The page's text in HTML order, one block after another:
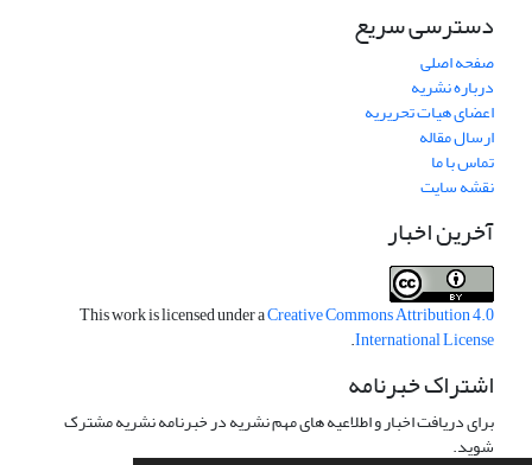
دسترسی سریع
صفحه اصلی
درباره نشریه
اعضای هیات تحریریه
ارسال مقاله
تماس با ما
نقشه سایت
آخرین اخبار
This work is licensed under aCreative Commons Attribution 4.0
International License
.
اشتراک خبرنامه
برای دریافت اخبار و اطلاعیه های مهم نشریه در خبرنامه نشریه مشترک
شوید.